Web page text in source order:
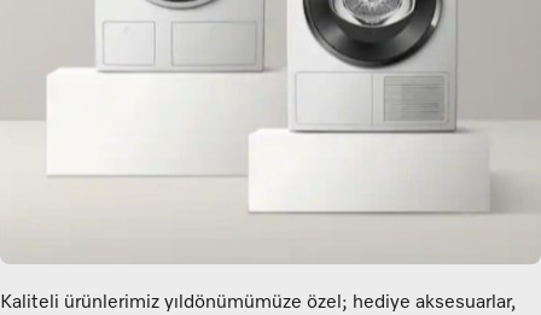
Kaliteli ürünlerimiz yıldönümümüze özel; hediye aksesuarlar,